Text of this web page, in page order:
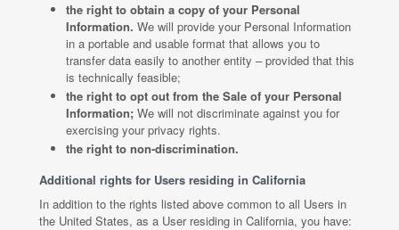
the right to obtain a copy of your Personal
Information. We will provide your Personal Information
in a portable and usable format that allows you to
transfer data easily to another entity – provided that this
is technically feasible;
the right to opt out from the Sale of your Personal
Information; We will not discriminate against you for
exercising your privacy rights.
the right to non-discrimination.
Additional rights for Users residing in California
In addition to the rights listed above common to all Users in
the United States, as a User residing in California, you have: